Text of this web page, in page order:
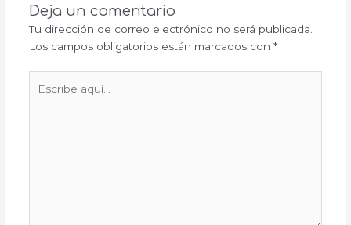
Deja un comentario
Tu dirección de correo electrónico no será publicada.
Los campos obligatorios están marcados con *
aquí...